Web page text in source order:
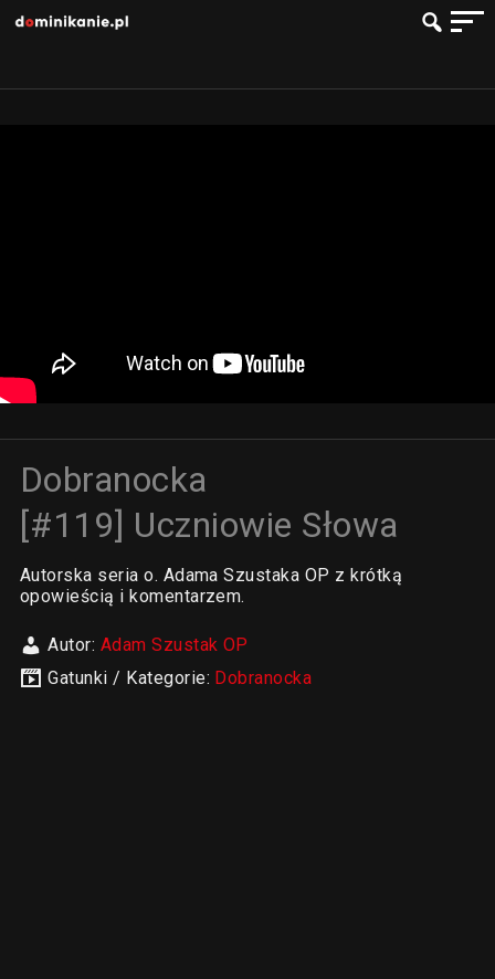
Dobranocka
[#119] Uczniowie Słowa
Autorska seria o. Adama Szustaka OP z krótką
opowieścią i komentarzem.
Autor: Adam Szustak OP
Gatunki / Kategorie: Dobranocka